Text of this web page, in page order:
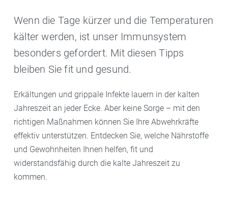
Wenn die Tage kürzer und die Temperaturen
kälter werden, ist unser Immunsystem
besonders gefordert. Mit diesen Tipps
bleiben Sie fit und gesund.
Erkältungen und grippale Infekte lauern in der kalten
Jahreszeit an jeder Ecke. Aber keine Sorge – mit den
richtigen Maßnahmen können Sie Ihre Abwehrkräfte
effektiv unterstützen. Entdecken Sie, welche Nährstoffe
und Gewohnheiten Ihnen helfen, fit und
widerstandsfähig durch die kalte Jahreszeit zu
kommen.